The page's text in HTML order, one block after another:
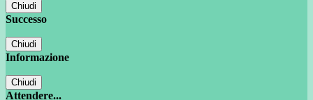
Chiudi
Successo
Chiudi
Informazione
Chiudi
Attendere...